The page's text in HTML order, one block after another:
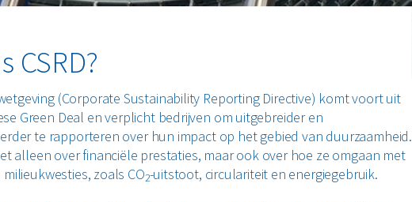
CSRD?
(Corporate Sustainability Reporting Directive) komt voort uit
Green Deal en verplicht bedrijven om uitgebreider en
te rapporteren over hun impact op het gebied van duurzaamheid.
alleen over financiële prestaties, maar ook over hoe ze omgaan met
zoals CO2-uitstoot, circulariteit en energiegebruik.